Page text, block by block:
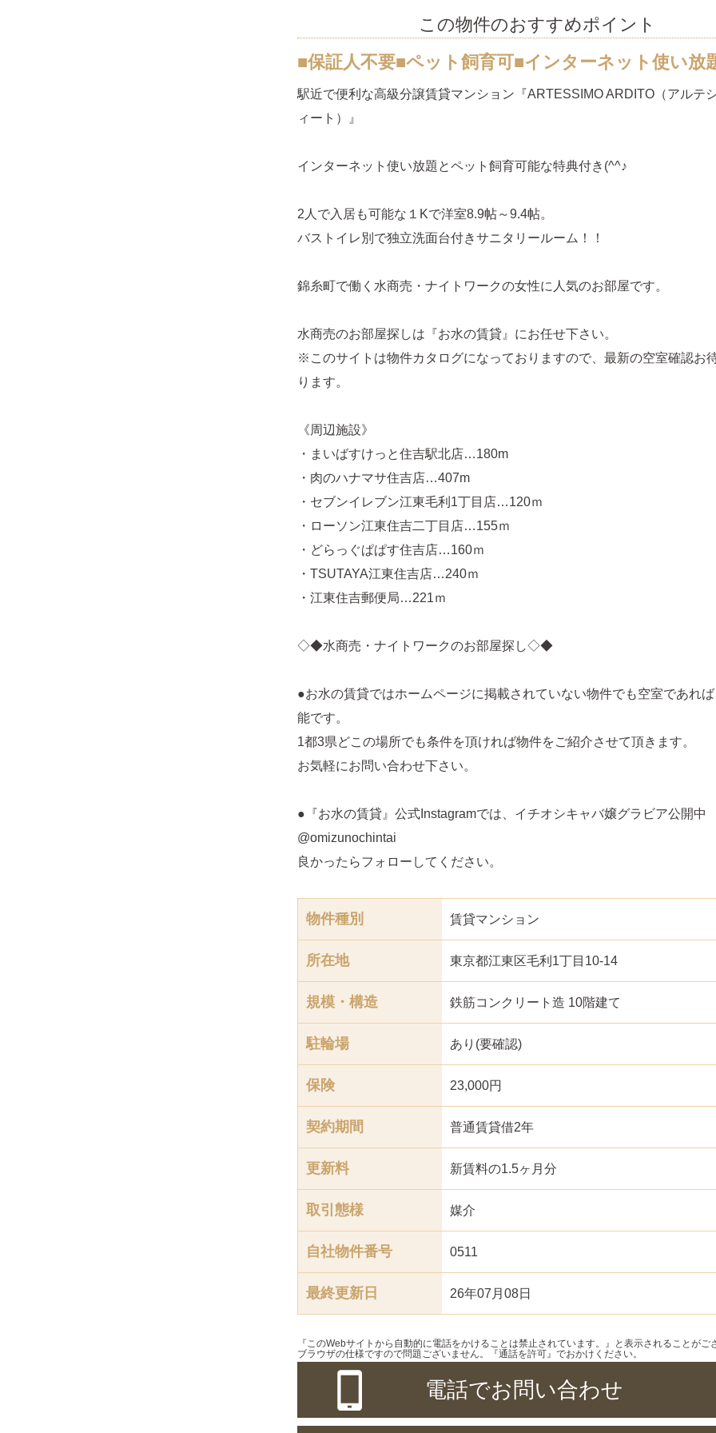
この物件のおすすめポイント
■保証人不要■ペット飼育可■インターネット使い放
駅近で便利な高級分譲賃貸マンション『ARTESSIMO ARDITO（アルテ
ィート）』
インターネット使い放題とペット飼育可能な特典付き(^^♪
2人で入居も可能な１Kで洋室8.9帖～9.4帖。
バストイレ別で独立洗面台付きサニタリールーム！！
錦糸町で働く水商売・ナイトワークの女性に人気のお部屋です。
水商売のお部屋探しは『お水の賃貸』にお任せ下さい。
※このサイトは物件カタログになっておりますので、最新の空室確認お
ります。
《周辺施設》
・まいばすけっと住吉駅北店…180m
・肉のハナマサ住吉店…407m
・セブンイレブン江東毛利1丁目店…120ｍ
・ローソン江東住吉二丁目店…155ｍ
・どらっぐぱぱす住吉店…160ｍ
・TSUTAYA江東住吉店…240ｍ
・江東住吉郵便局…221ｍ
◇◆水商売・ナイトワークのお部屋探し◇◆
●お水の賃貸ではホームページに掲載されていない物件でも空室であれ
能です。
1都3県どこの場所でも条件を頂ければ物件をご紹介させて頂きます。
お気軽にお問い合わせ下さい。
●『お水の賃貸』公式Instagramでは、イチオシキャバ嬢グラビア公開中
@omizunochintai
良かったらフォローしてください。
物件種別 賃貸マンション
所在地 東京都江東区毛利1丁目10-14
規模・構造 鉄筋コンクリート造 10階建て
駐輪場 あり(要確認)
保険 23,000円
契約期間 普通賃貸借2年
更新料 新賃料の1.5ヶ月分
取引態様 媒介
自社物件番号 0511
最終更新日 26年07月08日
『このWebサイトから自動的に電話をかけることは禁止されています。』と表示されることがご
ブラウザの仕様ですので問題ございません。『通話を許可』でおかけください。
電話でお問い合わせ